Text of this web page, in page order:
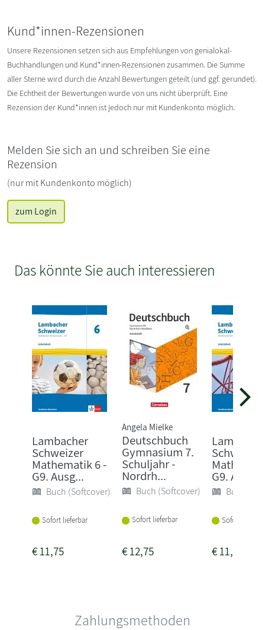
Kund*innen-Rezensionen
Unsere Rezensionen setzen sich aus Empfehlungen von genialokal-
Buchhandlungen und Kund*innen-Rezensionen zusammen. Die Summe
aller Sterne wird durch die Anzahl Bewertungen geteilt (und ggf. gerundet).
Die Echtheit der Bewertungen wurde von uns nicht überprüft. Eine
Rezension der Kund*innen ist jedoch nur mit Kundenkonto möglich.
Melden Sie sich an und schreiben Sie eine
Rezension
(nur mit Kundenkonto möglich)
zum Login
Das könnte Sie auch interessieren
Lambacher
Schweizer
Mathematik 6 -
G9. Ausg...
Buch (Softcover)
Sofort lieferbar
€11,75
Angela Mielke
Deutschbuch
Gymnasium 7.
Schuljahr -
Nordrh...
Buch (Softcover)
Sofort lieferbar
€12,75
Schweizer
G9. Arbe...
Buch
Sofort
€11,75
Zahlungsmethoden